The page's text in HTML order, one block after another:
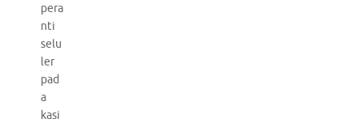
pera
nti
selu
ler
pad
a
kasi